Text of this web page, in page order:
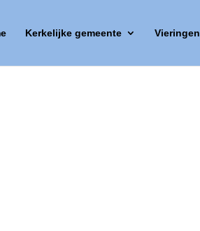
Kerkelijke gemeente Vieringen